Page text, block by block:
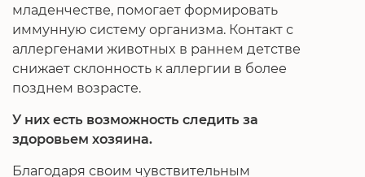
младенчестве, помогает формировать
иммунную систему организма. Контакт с
аллергенами животных в раннем детстве
снижает склонность к аллергии в более
позднем возрасте.
У них есть возможность следить за
здоровьем хозяина.
Благодаря своим чувствительным